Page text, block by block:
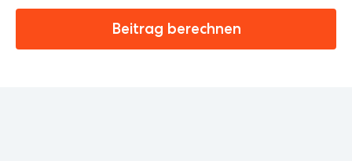
Beitrag berechnen